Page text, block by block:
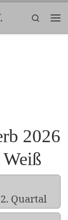
Search
2026
2. Quartal